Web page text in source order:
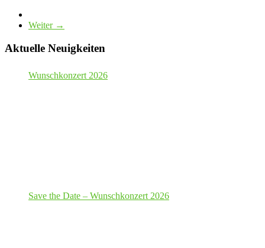
Weiter →
Aktuelle Neuigkeiten
Wunschkonzert 2026
Save the Date – Wunschkonzert 2026